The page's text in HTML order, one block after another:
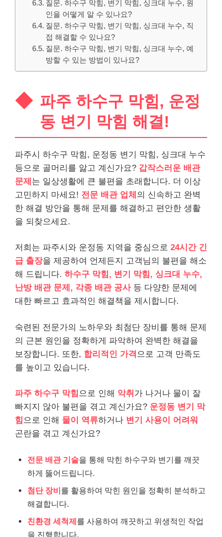
질문. 하수구 막힘, 변기 막힘, 싱크대 누수, 원
인을 어떻게 알 수 있나요?
질문. 하수구 막힘, 변기 막힘, 싱크대 누수, 직
접 해결할 수 있나요?
질문. 하수구 막힘, 변기 막힘, 싱크대 누수, 예
방할 수 있는 방법이 있나요?
파주 하수구 막힘, 운정
동 변기 막힘 해결!
파주시 하수구 막힘, 운정동 변기 막힘, 싱크대 누수
등으로 골머리를 앓고 계신가요? 갑작스러운 배관
문제 는 일상생활에 큰 불편을 초래합니다. 더 이상
고민하지 마세요! 전문 배관 업체 의 신속하고 완벽
한 해결 방안을 통해 문제를 해결하고 편안한 생활
을 되찾으세요.
저희는 파주시와 운정동 지역을 중심으로 24시간 긴
급 출장을 제공하여 언제든지 고객님의 불편을 해소
해 드립니다. 하수구 막힘, 변기 막힘, 싱크대 누수,
난방 배관 문제, 각종 배관 공사등 다양한 문제에
대한 빠르고 효과적인 해결책을 제시합니다.
숙련된 전문가의 노하우와 최첨단 장비를 통해 문제
의 근본 원인을 정확하게 파악하여 완벽한 해결을
보장합니다. 또한, 합리적인 가격 으로 고객 만족도
를 높이고 있습니다.
파주 하수구 막힘으로 인해 악취 가 나거나 물이 잘
빠지지 않아 불편을 겪고 계신가요? 운정동 변기 막
힘으로 인해 물이 역류하거나 변기 사용이 어려워
곤란을 겪고 계신가요?
전문 배관 기술을 통해 막힌 하수구와 변기를 깨끗
하게 뚫어드립니다.
첨단 장비를 활용하여 막힌 원인을 정확히 분석하고
해결합니다.
친환경 세척제를 사용하여 깨끗하고 위생적인 작업
을 진행합니다.